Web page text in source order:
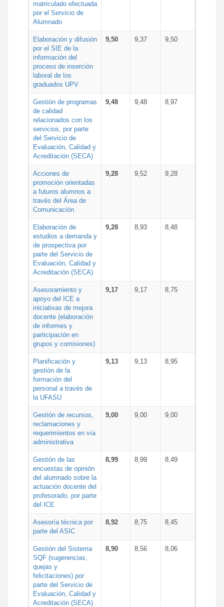
matriculado efectuada
por el Servicio de
Alumnado
Elaboración y difusión
por el SIE de la
información del
proceso de inserción
laboral de los
graduados UPV
9,50 9,37 9,50
Gestión de programas
de calidad
relacionados con los
servicios, por parte
del Servicio de
Evaluación, Calidad y
Acreditación (SECA)
9,48 9,48 8,97
Acciones de
promoción orientadas
a futuros alumnos a
través del Área de
Comunicación
9,28 9,52 9,28
Elaboración de
estudios a demanda y
de prospectiva por
parte del Servicio de
Evaluación, Calidad y
Acreditación (SECA)
9,28 8,93 8,48
Asesoramiento y
apoyo del ICE a
iniciativas de mejora
docente (elaboración
de informes y
participación en
grupos y comisiones)
9,17 9,17 8,75
Planificación y
gestión de la
formación del
personal a través de
la UFASU
9,13 9,13 8,95
Gestión de recursos,
reclamaciones y
requerimientos en vía
administrativa
9,00 9,00 9,00
Gestión de las
encuestas de opinión
del alumnado sobre la
actuación docente del
profesorado, por parte
del ICE
8,99 8,99 8,49
Asesoría técnica por
parte del ASIC
8,92 8,75 8,45
Gestión del Sistema
SQF (sugerencias,
quejas y
felicitaciones) por
parte del Servicio de
Evaluación, Calidad y
Acreditación (SECA)
8,90 8,56 8,06